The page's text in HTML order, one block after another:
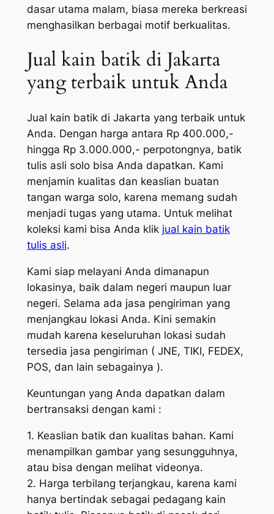
dasar utama malam, biasa mereka berkreasi
menghasilkan berbagai motif berkualitas.
Jual kain batik di Jakarta
yang terbaik untuk Anda
Jual kain batik di Jakarta yang terbaik untuk
Anda. Dengan harga antara Rp 400.000,-
hingga Rp 3.000.000,- perpotongnya, batik
tulis asli solo bisa Anda dapatkan. Kami
menjamin kualitas dan keaslian buatan
tangan warga solo, karena memang sudah
menjadi tugas yang utama. Untuk melihat
koleksi kami bisa Anda klik jual kain batik
tulis asli.
Kami siap melayani Anda dimanapun
lokasinya, baik dalam negeri maupun luar
negeri. Selama ada jasa pengiriman yang
menjangkau lokasi Anda. Kini semakin
mudah karena keseluruhan lokasi sudah
tersedia jasa pengiriman ( JNE, TIKI, FEDEX,
POS, dan lain sebagainya ).
Keuntungan yang Anda dapatkan dalam
bertransaksi dengan kami :
1. Keaslian batik dan kualitas bahan. Kami
menampilkan gambar yang sesungguhnya,
atau bisa dengan melihat videonya.
2. Harga terbilang terjangkau, karena kami
hanya bertindak sebagai pedagang kain